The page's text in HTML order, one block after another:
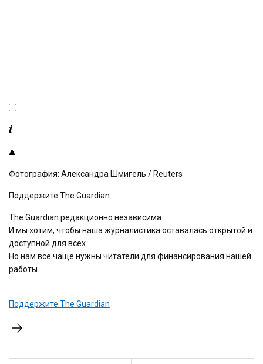
Фотография: Александра Шмигель / Reuters
Поддержите The Guardian
The Guardian редакционно независима.
И мы хотим, чтобы наша журналистика оставалась открытой и
доступной для всех.
Но нам все чаще нужны читатели для финансирования нашей
работы.
Поддержите The Guardian